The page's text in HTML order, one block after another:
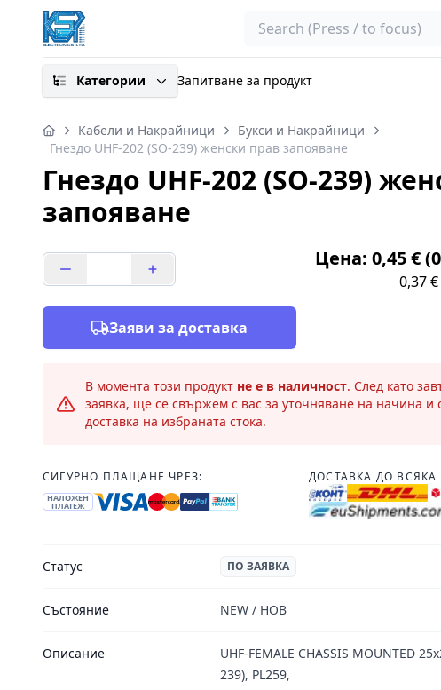
Search
Категории Запитване за продукт
Кабели и Накрайници
Букси и Накрайници
Гнездо UHF-202 (SO-239) женски прав запояване
Гнездо UHF-202 (SO-239)
запояване
Цена: 0,45 €
0,37
Заяви за доставка
В момента този продукт не е в наличност. След като
заявка, ще се свържем с вас за уточняване на начина и
доставка на избраната стока.
СИГУРНО ПЛАЩАНЕ ЧРЕЗ:
НАЛОЖЕН
ПЛАТЕЖ
ДОСТАВКА ДО ВСЯКА
Статус ПО ЗАЯВКА
Състояние NEW / НОВ
Описание
UHF-FEMALE CHASSIS MOUNTED
239), PL259,